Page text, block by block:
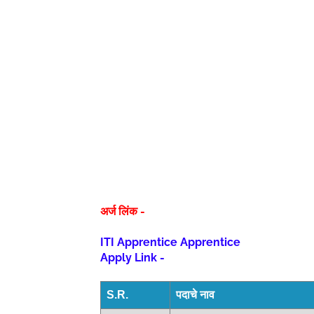
अर्ज लिंक -
ITI Apprentice Apprentice
Apply Link -
S.R. पदाचे नाव